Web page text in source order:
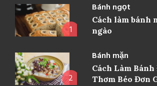
1
Bánh ngọt
Cách làm bánh
ngào
2
Bánh mặn
Cách Làm
Thơm Béo Đơn